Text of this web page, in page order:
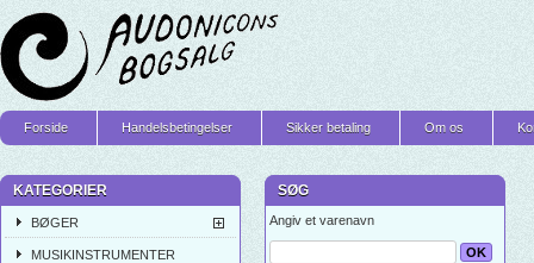
Forside Handelsbetingelser Sikker betaling Om os
KATEGORIER
BØGER
MUSIKINSTRUMENTER
SØG
Angiv et varenavn